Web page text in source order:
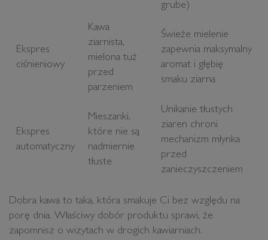
grube)
Ekspres
ciśnieniowy
Kawa
ziarnista,
mielona tuż
przed
parzeniem
Świeże mielenie
zapewnia maksymalny
aromat i głębię
smaku ziarna
Ekspres
automatyczny
Mieszanki,
które nie są
nadmiernie
tłuste
Unikanie tłustych
ziaren chroni
mechanizm młynka
przed
zanieczyszczeniem
Dobra kawa to taka, która smakuje Ci bez względu na
porę dnia. Właściwy dobór produktu sprawi, że
zapomnisz o wizytach w drogich kawiarniach.